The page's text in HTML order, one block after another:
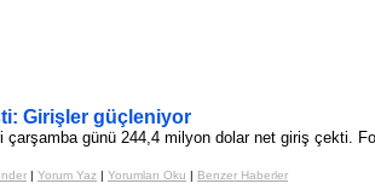
Girişler güçleniyor
günü 244,4 milyon dolar net giriş çekti.
| Yorum Yaz | Yorumları Oku | Benzer Haberler